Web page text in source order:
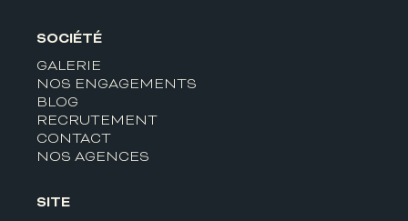
SOCIÉTÉ
GALERIE
NOS ENGAGEMENTS
BLOG
RECRUTEMENT
CONTACT
NOS AGENCES
SITE